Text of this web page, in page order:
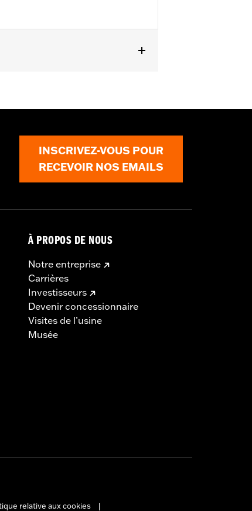
INSCRIVEZ-VOUS POUR
RECEVOIR NOS EMAILS
À PROPOS DE NOUS
Notre entreprise
Carrières
Investisseurs
Devenir concessionnaire
Visites de l’usine
Musée
relative aux cookies